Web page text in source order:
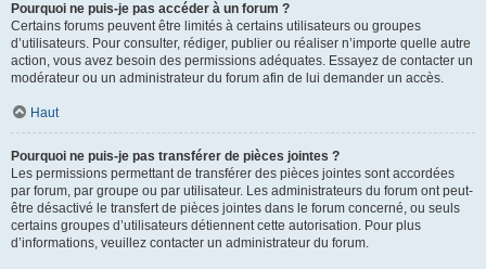
Pourquoi ne puis-je pas accéder à un forum ?
Certains forums peuvent être limités à certains utilisateurs ou groupes
d’utilisateurs. Pour consulter, rédiger, publier ou réaliser n’importe quelle autre
action, vous avez besoin des permissions adéquates. Essayez de contacter un
modérateur ou un administrateur du forum afin de lui demander un accès.
Haut
Pourquoi ne puis-je pas transférer de pièces jointes ?
Les permissions permettant de transférer des pièces jointes sont accordées
par forum, par groupe ou par utilisateur. Les administrateurs du forum ont peut-
être désactivé le transfert de pièces jointes dans le forum concerné, ou seuls
certains groupes d’utilisateurs détiennent cette autorisation. Pour plus
d’informations, veuillez contacter un administrateur du forum.